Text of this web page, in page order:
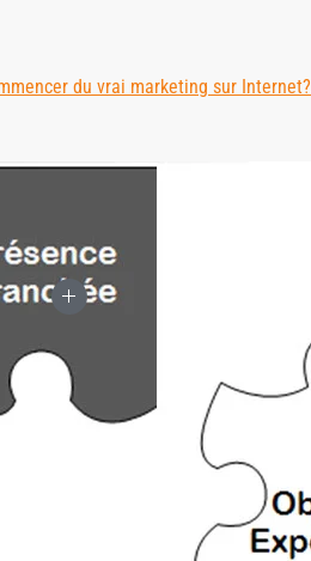
du vrai marketing sur Internet?